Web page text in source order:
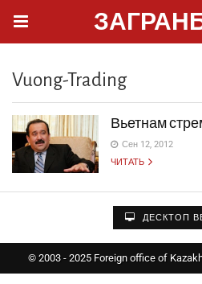
Vuong-Trading
Вьетнам
Сен 12, 2012
ЧИТАТЬ
ДЕСКТОП
© 2003 - 2025 Foreign office of